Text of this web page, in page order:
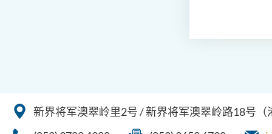
新界将军澳翠岭里2号 / 新界将军澳翠岭路18号（